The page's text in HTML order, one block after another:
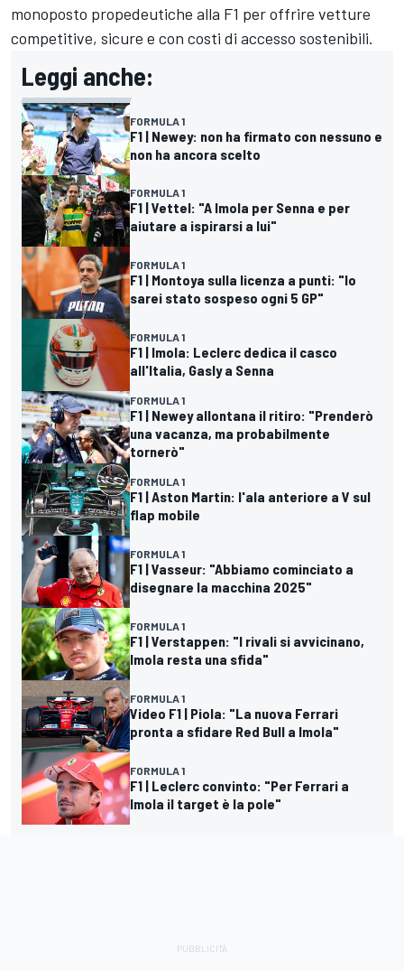
monoposto propedeutiche alla F1 per offrire vetture
competitive, sicure e con costi di accesso sostenibili.
Leggi anche:
FORMULA 1
F1 | Newey: non ha firmato con nessuno e
non ha ancora scelto
FORMULA 1
F1 | Vettel: "A Imola per Senna e per
aiutare a ispirarsi a lui"
FORMULA 1
F1 | Montoya sulla licenza a punti: "Io
sarei stato sospeso ogni 5 GP"
FORMULA 1
F1 | Imola: Leclerc dedica il casco
all'Italia, Gasly a Senna
FORMULA 1
F1 | Newey allontana il ritiro: "Prenderò
una vacanza, ma probabilmente
tornerò"
FORMULA 1
F1 | Aston Martin: l'ala anteriore a V sul
flap mobile
FORMULA 1
F1 | Vasseur: "Abbiamo cominciato a
disegnare la macchina 2025"
FORMULA 1
F1 | Verstappen: "I rivali si avvicinano,
Imola resta una sfida"
FORMULA 1
Video F1 | Piola: "La nuova Ferrari
pronta a sfidare Red Bull a Imola"
FORMULA 1
F1 | Leclerc convinto: "Per Ferrari a
Imola il target è la pole"